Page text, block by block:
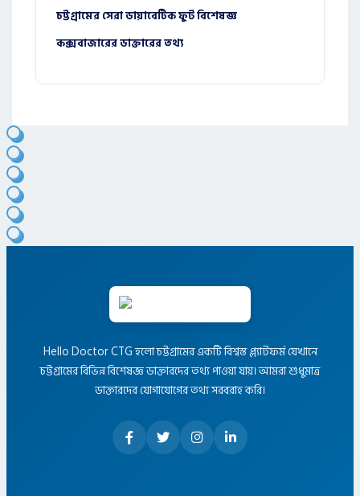
চট্টগ্রামের সেরা ডায়াবেটিক ফুট বিশেষজ্ঞ
কক্সবাজারের ডাক্তারের তথ্য
Hello Doctor CTG হলো চট্টগ্রামের একটি বিশ্বস্ত প্ল্যাটফর্ম যেখানে
চট্টগ্রামের বিভিন্ন বিশেষজ্ঞ ডাক্তারদের তথ্য পাওয়া যায়। আমরা শুধুমাত্র
ডাক্তারদের যোগাযোগের তথ্য সরবরাহ করি।